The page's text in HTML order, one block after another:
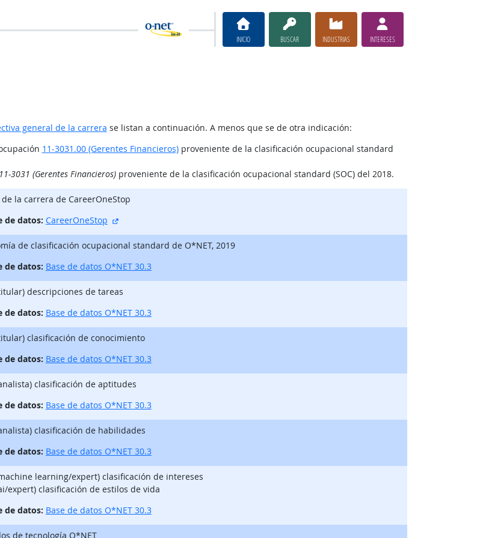
INICIO BUSCAR INDUSTRIAS INTERESES
general de la carrera se listan a continuación. A menos que se de otra indicación:
11-3031.00 (Gerentes Financieros)proveniente de la clasificación ocupacional standard
11-3031 (Gerentes Financieros)proveniente de la clasificación ocupacional standard (SOC) del 2018.
de la carrera de CareerOneStop
de datos: CareerOneStop sitio externo
de clasificación ocupacional standard de O*NET, 2019
de datos: Base de datos O*NET 30.3
descripciones de tareas
de datos: Base de datos O*NET 30.3
clasificación de conocimiento
de datos: Base de datos O*NET 30.3
clasificación de aptitudes
de datos: Base de datos O*NET 30.3
clasificación de habilidades
de datos: Base de datos O*NET 30.3
learning/expert) clasificación de intereses
expert) clasificación de estilos de vida
de datos: Base de datos O*NET 30.3
de tecnología O*NET